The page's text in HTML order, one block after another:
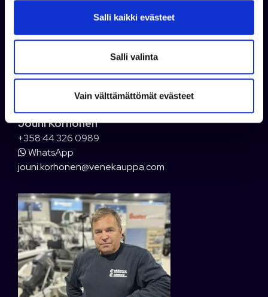
Salli kaikki evästeet
Salli valinta
Vain välttämättömät evästeet
Jouni Korhonen
+358 44 326 0989
WhatsApp
jouni.korhonen@venekauppa.com